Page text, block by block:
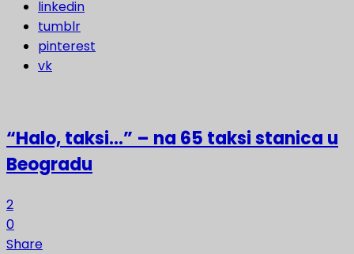
linkedin
tumblr
pinterest
vk
“Halo, taksi…” – na 65 taksi stanica u
Beogradu
2
0
Share